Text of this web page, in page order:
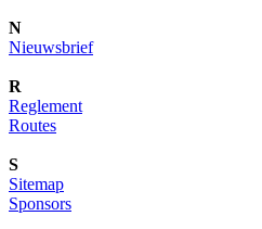
N
Nieuwsbrief
R
Reglement
Routes
S
Sitemap
Sponsors